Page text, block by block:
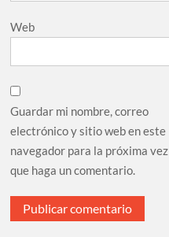
Web
Guardar mi nombre, correo
electrónico y sitio web en este
navegador para la próxima vez
que haga un comentario.